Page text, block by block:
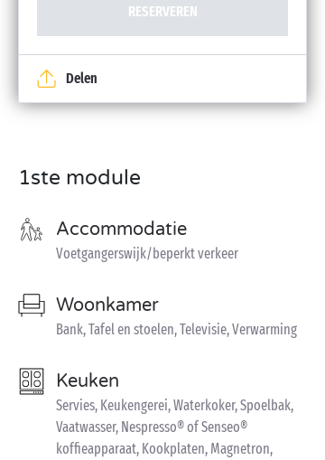
RESERVEREN
Delen
1ste module
Accommodatie
Voetgangerswijk/beperkt verkeer
Woonkamer
Bank, Tafel en stoelen, Televisie, Verwarming
Keuken
Servies, Keukengerei, Waterkoker, Spoelbak,
Vaatwasser, Nespresso® of Senseo®
koffieapparaat, Kookplaten, Magnetron,